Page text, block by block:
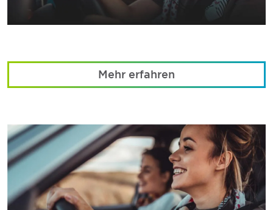
Mehr erfahren